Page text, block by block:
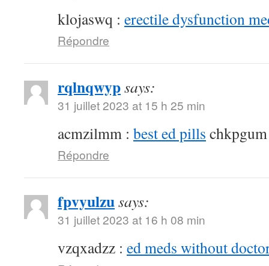
klojaswq : erectile dysfunction
Répondre
rqlnqwypsays:
31 juillet 2023 at 15 h 25 min
acmzilmm : best ed pills chkpgum
Répondre
fpvyulzusays:
31 juillet 2023 at 16 h 08 min
vzqxadzz : ed meds without